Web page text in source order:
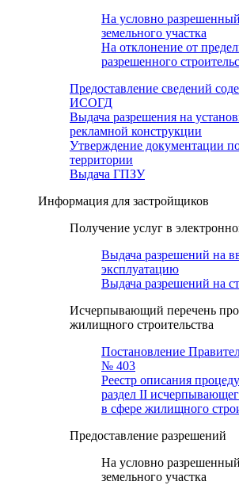
На условно
земельного участка
На отклонение от
разрешенного
Предоставление сведений
ИСОГД
Выдача разрешения на
рекламной конструкции
Утверждение документации
территории
Выдача ГПЗУ
Информация для застройщиков
Получение услуг в
Выдача разрешений на
эксплуатацию
Выдача разрешений на
Исчерпывающий перечень
жилищного строительства
Постановление
№ 403
Реестр описания
раздел II
в сфере жилищного
Предоставление разрешений
На условно
земельного участка